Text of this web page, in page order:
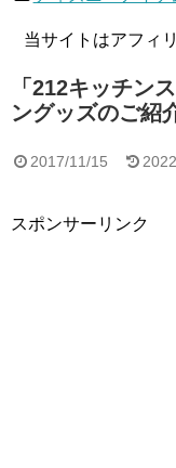
当サイトはアフィ
「212キッチン
ングッズのご紹
2017/11/15
スポンサーリンク